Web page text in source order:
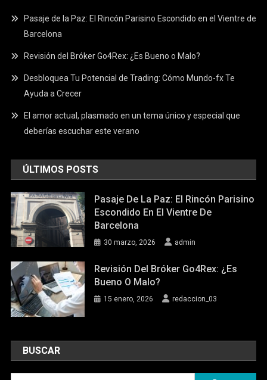
Pasaje de la Paz: El Rincón Parisino Escondido en el Vientre de
Barcelona
Revisión del Bróker Go4Rex: ¿Es Bueno o Malo?
Desbloquea Tu Potencial de Trading: Cómo Mundo-fx Te
Ayuda a Crecer
El amor actual, plasmado en un tema único y especial que
deberías escuchar este verano
ÚLTIMOS POSTS
Pasaje De La Paz: El Rincón Parisino
Escondido En El Vientre De
Barcelona
30 marzo, 2026 admin
Revisión Del Bróker Go4Rex: ¿Es
Bueno O Malo?
15 enero, 2026 redaccion_03
BUSCAR